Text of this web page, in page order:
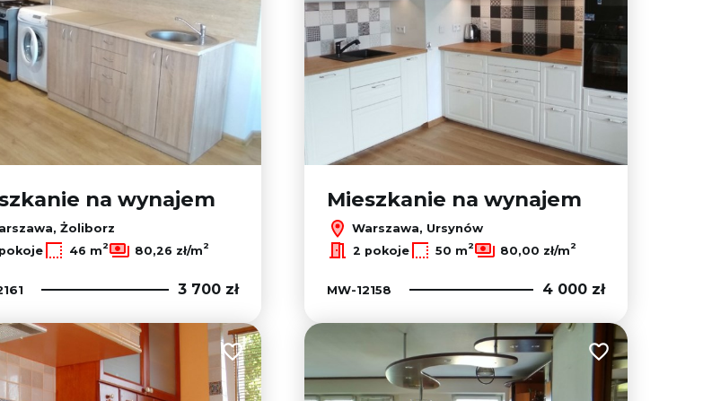
na wynajem
Żoliborz
46 m2 80,26 zł/m2
3 700 zł
Mieszkanie na wynajem
Warszawa, Ursynów
2 pokoje 50 m2 80,00 zł/m2
MW-12158 4 000 zł
Dodaj do ulubionych Dodaj do